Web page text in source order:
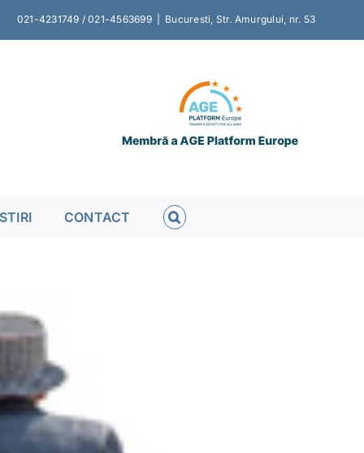
021-4231749 / 021-4563699 Bucuresti, Str. Amurgului, nr. 53
STIRI CONTACT